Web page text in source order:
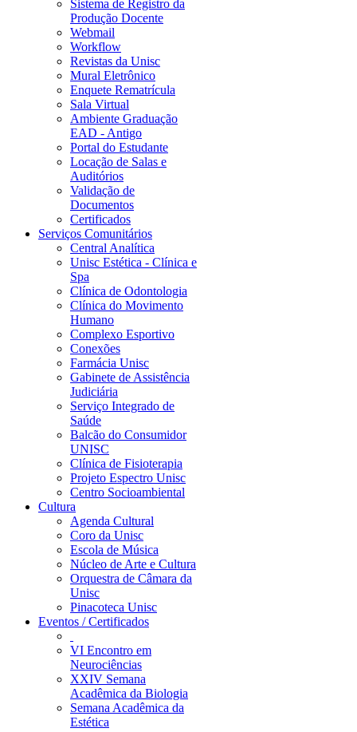
Sistema de Registro da
Produção Docente
Webmail
Workflow
Revistas da Unisc
Mural Eletrônico
Enquete Rematrícula
Sala Virtual
Ambiente Graduação
EAD - Antigo
Portal do Estudante
Locação de Salas e
Auditórios
Validação de
Documentos
Certificados
Serviços Comunitários
Central Analítica
Unisc Estética - Clínica e
Spa
Clínica de Odontologia
Clínica do Movimento
Humano
Complexo Esportivo
Conexões
Farmácia Unisc
Gabinete de Assistência
Judiciária
Serviço Integrado de
Saúde
Balcão do Consumidor
UNISC
Clínica de Fisioterapia
Projeto Espectro Unisc
Centro Socioambiental
Cultura
Agenda Cultural
Coro da Unisc
Escola de Música
Núcleo de Arte e Cultura
Orquestra de Câmara da
Unisc
Pinacoteca Unisc
Eventos / Certificados
VI Encontro em
Neurociências
XXIV Semana
Acadêmica da Biologia
Semana Acadêmica da
Estética